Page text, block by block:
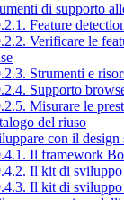
di supporto
Feature
Verificare le
Strumenti e
Supporto
Misurare le
del riuso
con il design
Il framework
Il kit di sviluppo
Il kit di